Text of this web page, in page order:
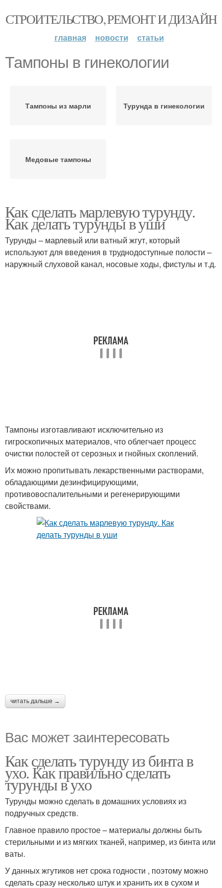
СТРОИТЕЛЬСТВО, РЕМОНТ И ДИЗАЙН
главная новости статьи
Тампоны в гинекологии
Тампоны из марли Турунда в гинекологии
Медовые тампоны
Как сделать марлевую турунду.
Как делать турунды в уши
Турунды – марлевый или ватный жгут, который
используют для введения в труднодоступные полости –
наружный слуховой канал, носовые ходы, фистулы и т.д.
Тампоны изготавливают исключительно из
гигроскопичных материалов, что облегчает процесс
очистки полостей от серозных и гнойных скоплений.
Их можно пропитывать лекарственными растворами,
обладающими дезинфицирующими,
противовоспалительными и регенерирующими
свойствами.
читать дальше →
Вас может заинтересовать
Как сделать турунду из бинта в
ухо. Как правильно сделать
турунды в ухо
Турунды можно сделать в домашних условиях из
подручных средств.
Главное правило простое – материалы должны быть
стерильными и из мягких тканей, например, из бинта или
ваты.
У данных жгутиков нет срока годности , поэтому можно
сделать сразу несколько штук и хранить их в сухом и